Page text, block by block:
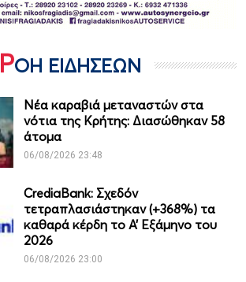
ΡΟΗ ΕΙΔΗΣΕΩΝ
Νέα καραβιά μεταναστών στα
νότια της Κρήτης: Διασώθηκαν 58
άτομα
06/08/2026 23:48
CrediaBank: Σχεδόν
τετραπλασιάστηκαν (+368%) τα
καθαρά κέρδη το Α’ Εξάμηνο του
2026
06/08/2026 23:00